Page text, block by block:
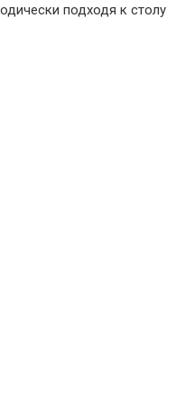
подходя к столу